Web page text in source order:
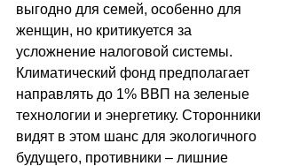
выгодно для семей, особенно для
женщин, но критикуется за
усложнение налоговой системы.
Климатический фонд предполагает
направлять до 1% ВВП на зеленые
технологии и энергетику. Сторонники
видят в этом шанс для экологичного
будущего, противники – лишние